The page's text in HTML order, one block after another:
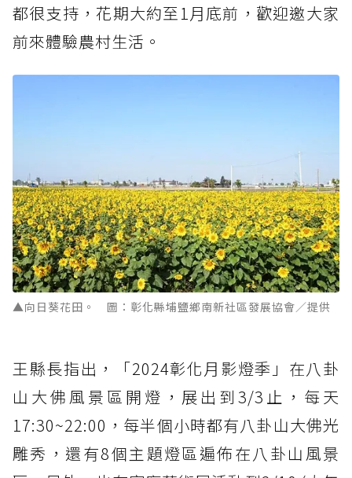
都很支持，花期大約至1月底前，歡迎邀大家
前來體驗農村生活。
▲向日葵花田。 圖：彰化縣埔鹽鄉南新社區發展協會／提供
王縣長指出，「2024彰化月影燈季」在八卦
山大佛風景區開燈，展出到3/3止，每天
17:30~22:00，每半個小時都有八卦山大佛光
雕秀，還有8個主題燈區遍佈在八卦山風景